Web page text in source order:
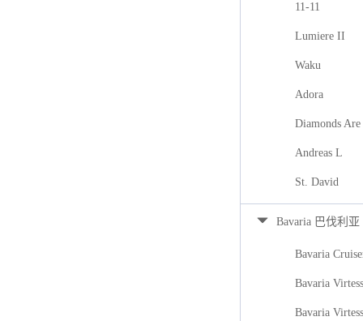
11-11
Lumiere II
Waku
Adora
Diamonds
Andreas L
St. David
Bavaria 巴伐利亚
Bavaria
Bavaria
Bavaria